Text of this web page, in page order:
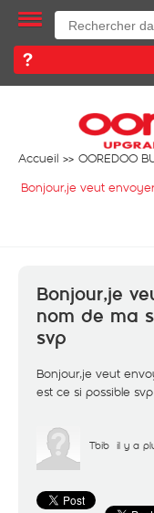
Accueil
OOREDOO
Bonjour,je veut
Bonjour,je
nom de ma
svp
Bonjour,je veut
est ce si possible svp
Tbib il y a